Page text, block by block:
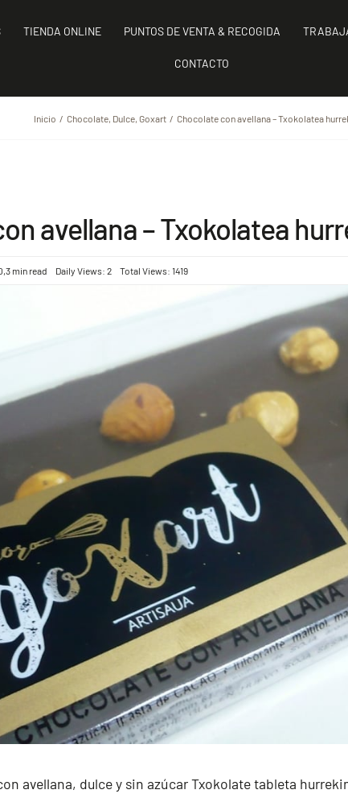
TIENDA ONLINE PUNTOS DE VENTA & RECOGIDA
CONTACTO
Inicio Chocolate Dulce Goxart Chocolate con avellana – Txokolatea
avellana – Txokolatea
min read Daily Views: 2 Total Views: 1419
avellana, dulce y sin azúcar Txokolate tableta